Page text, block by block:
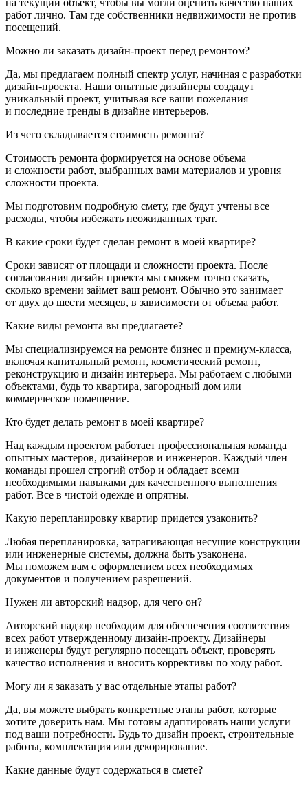
работ лично. Там где собственники недвижимости не против
посещений.
Можно ли заказать дизайн-проект перед ремонтом?
Да, мы предлагаем полный спектр услуг, начиная с разработки
дизайн-проекта. Наши опытные дизайнеры создадут
уникальный проект, учитывая все ваши пожелания
и последние тренды в дизайне интерьеров.
Из чего складывается стоимость ремонта?
Стоимость ремонта формируется на основе объема
и сложности работ, выбранных вами материалов и уровня
сложности проекта.
Мы подготовим подробную смету, где будут учтены все
расходы, чтобы избежать неожиданных трат.
В какие сроки будет сделан ремонт в моей квартире?
Сроки зависят от площади и сложности проекта. После
согласования дизайн проекта мы сможем точно сказать,
сколько времени займет ваш ремонт. Обычно это занимает
от двух до шести месяцев, в зависимости от объема работ.
Какие виды ремонта вы предлагаете?
Мы специализируемся на ремонте бизнес и премиум-класса,
включая капитальный ремонт, косметический ремонт,
реконструкцию и дизайн интерьера. Мы работаем с любыми
объектами, будь то квартира, загородный дом или
коммерческое помещение.
Кто будет делать ремонт в моей квартире?
Над каждым проектом работает профессиональная команда
опытных мастеров, дизайнеров и инженеров. Каждый член
команды прошел строгий отбор и обладает всеми
необходимыми навыками для качественного выполнения
работ. Все в чистой одежде и опрятны.
Какую перепланировку квартир придется узаконить?
Любая перепланировка, затрагивающая несущие конструкции
или инженерные системы, должна быть узаконена.
Мы поможем вам с оформлением всех необходимых
документов и получением разрешений.
Нужен ли авторский надзор, для чего он?
Авторский надзор необходим для обеспечения соответствия
всех работ утвержденному дизайн-проекту. Дизайнеры
и инженеры будут регулярно посещать объект, проверять
качество исполнения и вносить коррективы по ходу работ.
Могу ли я заказать у вас отдельные этапы работ?
Да, вы можете выбрать конкретные этапы работ, которые
хотите доверить нам. Мы готовы адаптировать наши услуги
под ваши потребности. Будь то дизайн проект, строительные
работы, комплектация или декорирование.
Какие данные будут содержаться в смете?